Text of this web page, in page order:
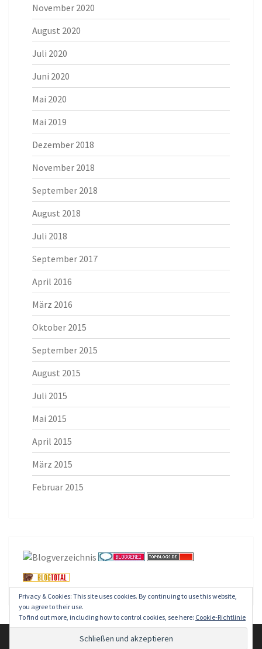
November 2020
August 2020
Juli 2020
Juni 2020
Mai 2020
Mai 2019
Dezember 2018
November 2018
September 2018
August 2018
Juli 2018
September 2017
April 2016
März 2016
Oktober 2015
September 2015
August 2015
Juli 2015
Mai 2015
April 2015
März 2015
Februar 2015
Stolz präsentiert vonWordPress
Privacy & Cookies: This site uses cookies. By continuing to use this website,
you agree to their use.
To find out more, including how to control cookies, see here: Cookie-Richtlinie